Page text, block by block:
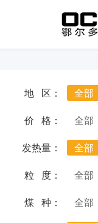
地 区： 全部
价 格：
全部
发热量：
全部
粒 度：
全部
煤 种：
全部